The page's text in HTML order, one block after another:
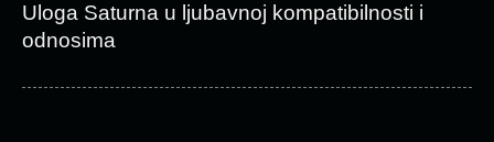
Uloga Saturna u ljubavnoj kompatibilnosti i
odnosima